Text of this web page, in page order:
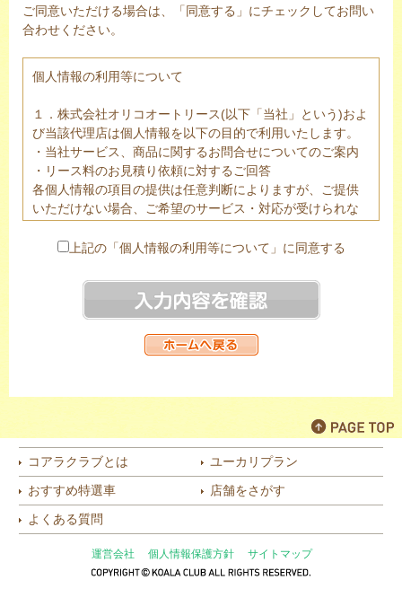
ご同意いただける場合は、「同意する」にチェックしてお問い
合わせください。
個人情報の利用等について
１．株式会社オリコオートリース(以下「当社」という)およ
び当該代理店は個人情報を以下の目的で利用いたします。
・当社サービス、商品に関するお問合せについてのご案内
・リース料のお見積り依頼に対するご回答
各個人情報の項目の提供は任意判断によりますが、ご提供
いただけない場合、ご希望のサービス・対応が受けられな
２．ご提供頂きました個人情報は、法令に基づく場合を除
る場合がございます。
３．当社は個人情報の取扱業務の全部または一部を個人情
報保護体制について一定の水準を満たしていると認められ
る委託先に委託する場合があります。
４．個人情報の開示等（利用目的の通知、開示、内容の訂
の停止）は以下の問合わせ窓口にて受け付けております。
株式会社オリコオートリース 個人情報管理責任者 コン
プライアンス・リスク管理部長
〒110-0016 東京都台東区台東2-27-5 日土地御徒町ビル
TEL：03(6860)0706
（月～金 9:30～18:00 ただし土日・祝祭日を除く）
KOALA CLUB 個人情報管理責任者 代表取締役（社
上記の「個人情報の利用等について」に同意する
コアラクラブとは
ユーカリプラン
おすすめ特選車
店舗をさがす
よくある質問
運営会社 個人情報保護方針 サイトマップ